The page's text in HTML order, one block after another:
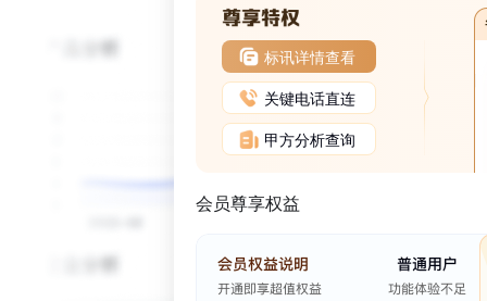
标讯详情查看
关键电话直连
甲方分析查询
会员尊享权益